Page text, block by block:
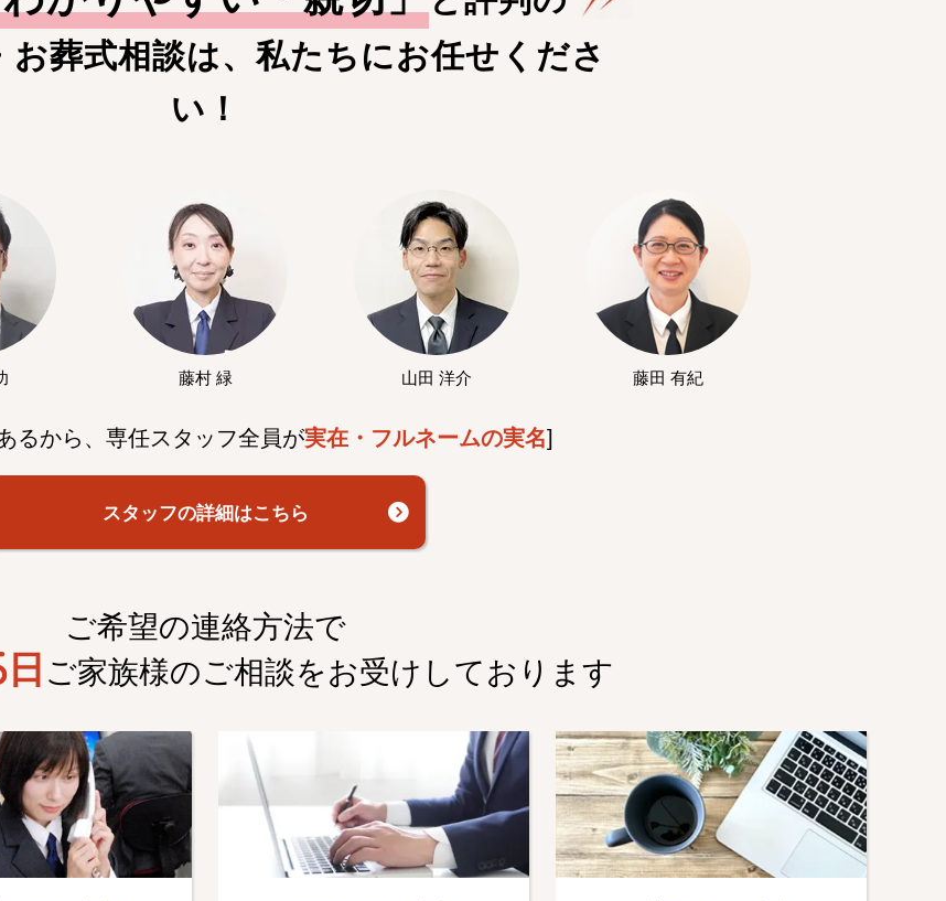
お葬式相談は、私たちにお任せくださ
い！
藤村 緑 山田 洋介 藤田 有紀
るから、専任スタッフ全員が実在・フルネームの実名]
スタッフの詳細はこちら
ご希望の連絡方法で
ご家族様のご相談を お受けしております